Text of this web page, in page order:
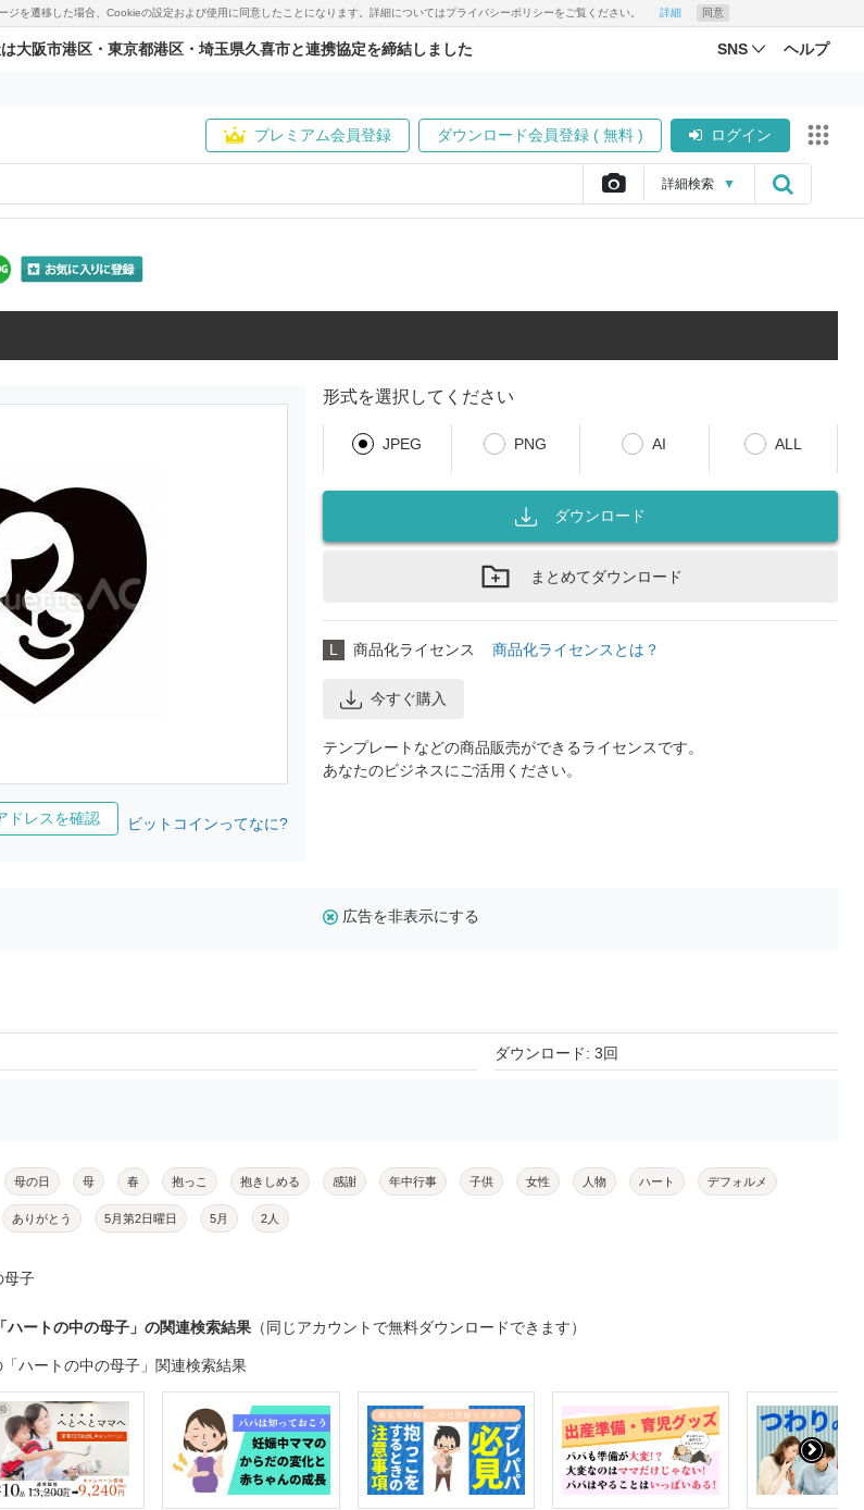
を遷移した場合、Cookieの設定および使用に同意したことになります。詳細についてはプライバシーポリシーをご覧ください。 詳細 同意
大阪市港区・東京都港区・埼玉県久喜市と連携協定を締結しました SNS ヘルプ
プレミアム会員登録 ダウンロード会員登録 ( 無料 ) ログイン
詳細検索 ▼
ドレスを確認 ビットコインってなに?
形式を選択してください
JPEG PNG AI ALL
ダウンロード
まとめてダウンロード
L 商品化ライセンス 商品化ライセンスとは？
今すぐ購入
テンプレートなどの商品販売ができるライセンスです。
あなたのビジネスにご活用ください。
広告を非表示にする
ダウンロード: 3回
母の日 母 春 抱っこ 抱きしめる 感謝 年中行事 子供 女性 人物 ハート デフォルメ
ありがとう 5月第2日曜日 5月 2人
母子
ートの中の母子」の関連検索結果 （同じアカウントで無料ダウンロードできます）
ハートの中の母子」関連検索結果